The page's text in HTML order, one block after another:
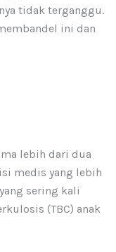
tidak terganggu.
ini dan
lebih dari dua
medis yang lebih
sering kali
(TBC) anak